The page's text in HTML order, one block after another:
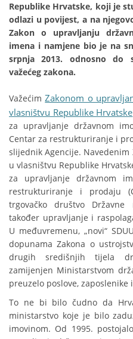
Republike Hrvatske, koji je
odlazi u povijest, a na
Zakon o upravljanju
imena i namjene bio je na
srpnja 2013. odnosno do
važećeg zakona.
VažećimZakonom o
vlasništvu Republike Hrvatske
za upravljanje državnom
Centar za restrukturiranje i
slijednik Agencije.
u vlasništvu Republike
za upravljanje državnom
restrukturiranje i prodaju
trgovačko društvo
također upravljanje i
U međuvremenu, „novi“
dopunama Zakona o
drugih središnjih tijela
zamijenjen Ministarstvom
preuzelo poslove, zaposlenike
To ne bi bilo čudno da
ministarstvo koje je bilo
imovinom. Od 1995.